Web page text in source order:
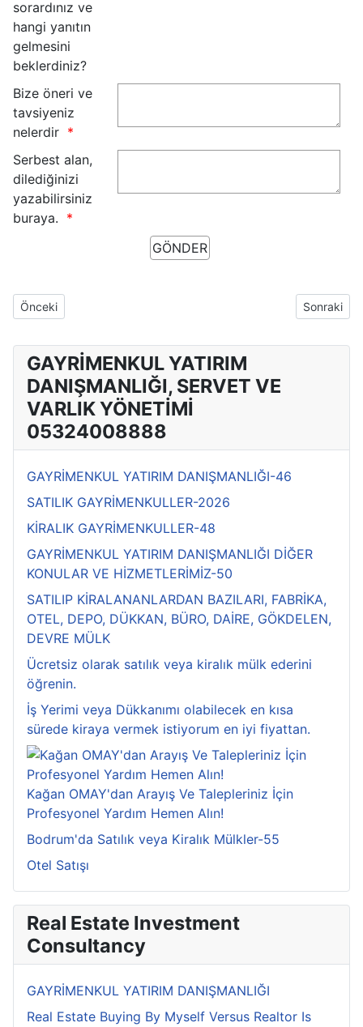
sorardınız ve
hangi yanıtın
gelmesini
beklerdiniz?
Bize öneri ve
tavsiyeniz
nelerdir
Serbest alan,
dilediğinizi
yazabilirsiniz
buraya.
Önceki makale: GAYRİMENKUL YATIRIM DANIŞMANLIĞI FARKI
Önceki Sonraki
Sonraki
GAYRİMENKUL YATIRIM
DANIŞMANLIĞI, SERVET VE
VARLIK YÖNETİMİ
05324008888
GAYRİMENKUL YATIRIM DANIŞMANLIĞI-46
SATILIK GAYRİMENKULLER-2026
KİRALIK GAYRİMENKULLER-48
GAYRİMENKUL YATIRIM DANIŞMANLIĞI DİĞER
KONULAR VE HİZMETLERİMİZ-50
SATILIP KİRALANANLARDAN BAZILARI, FABRİKA,
OTEL, DEPO, DÜKKAN, BÜRO, DAİRE, GÖKDELEN,
DEVRE MÜLK
Ücretsiz olarak satılık veya kiralık mülk ederini
öğrenin.
İş Yerimi veya Dükkanımı olabilecek en kısa
sürede kiraya vermek istiyorum en iyi fiyattan.
Kağan OMAY'dan Arayış Ve Talepleriniz İçin
Profesyonel Yardım Hemen Alın!
Bodrum'da Satılık veya Kiralık Mülkler-55
Otel Satışı
Real Estate Investment
Consultancy
GAYRİMENKUL YATIRIM DANIŞMANLIĞI
Real Estate Buying By Myself Versus Realtor Is